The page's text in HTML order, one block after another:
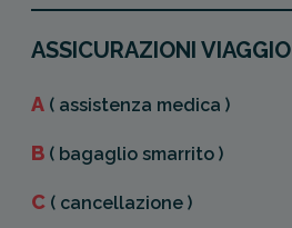
ASSICURAZIONI VIAGGIO
A ( assistenza medica )
B ( bagaglio smarrito )
C ( cancellazione )